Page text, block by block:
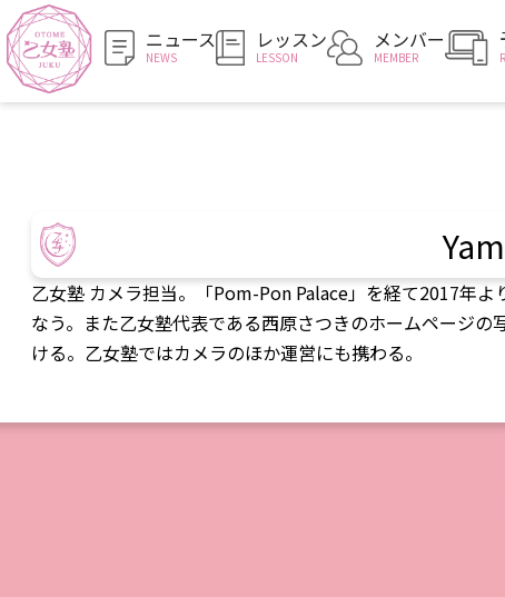
ニュース
NEWS
レッスン
LESSON
メンバー
MEMBER
乙女塾 カメラ担当。「Pom-Pon Palace」を経て2017年
なう。また乙女塾代表である西原さつきのホームページ
ける。乙女塾ではカメラのほか運営にも携わる。